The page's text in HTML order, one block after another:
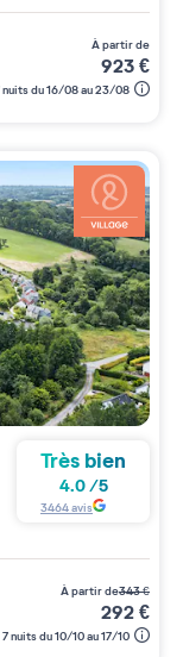
à partir de
923€
nuits du 16/08 au 23/08
5
Très bien
4.0/5
3464avis
à partir de343€
292€
7 nuits du 10/10 au 17/10